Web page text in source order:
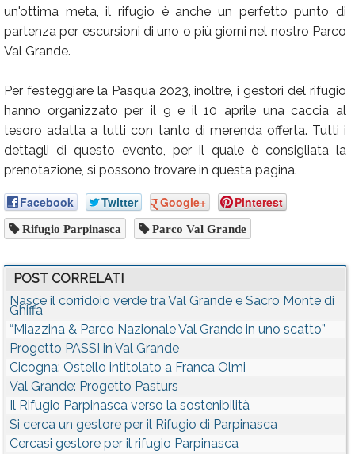
un'ottima meta, il rifugio è anche un perfetto punto di
partenza per escursioni di uno o più giorni nel nostro Parco
Val Grande.
Per festeggiare la Pasqua 2023, inoltre, i gestori del rifugio
hanno organizzato per il 9 e il 10 aprile una caccia al
tesoro adatta a tutti con tanto di merenda offerta. Tutti i
dettagli di questo evento, per il quale è consigliata la
prenotazione, si possono trovare in questa pagina.
Facebook Twitter Google+ Pinterest
Rifugio Parpinasca Parco Val Grande
POST CORRELATI
Nasce il corridoio verde tra Val Grande e Sacro Monte di
Ghiffa
“Miazzina & Parco Nazionale Val Grande in uno scatto”
Progetto PASSI in Val Grande
Cicogna: Ostello intitolato a Franca Olmi
Val Grande: Progetto Pasturs
Il Rifugio Parpinasca verso la sostenibilità
Si cerca un gestore per il Rifugio di Parpinasca
Cercasi gestore per il rifugio Parpinasca